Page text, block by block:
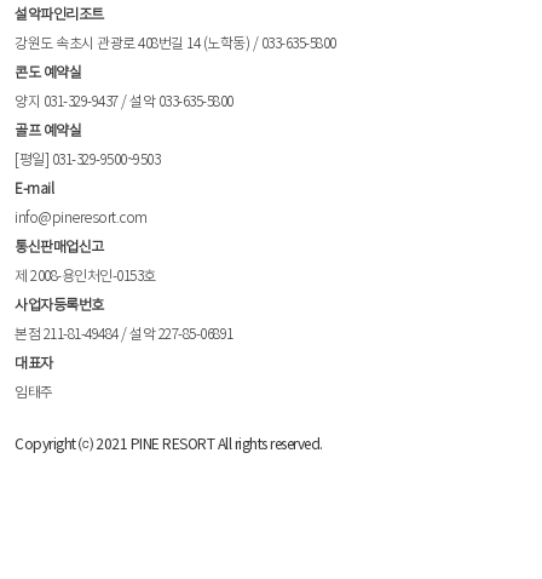
설악파인리조트
강원도 속초시 관광로 408번길 14 (노학동) / 033-635-5800
콘도 예약실
양지 031-329-9437 / 설악 033-635-5800
골프 예약실
[평일] 031-329-9500~9503
E-mail
info@pineresort.com
통신판매업신고
제 2008-용인처인-0153호
사업자등록번호
본점 211-81-49484 / 설악 227-85-06891
대표자
임태주
Copyright ⒞ 2021 PINE RESORT All rights reserved.